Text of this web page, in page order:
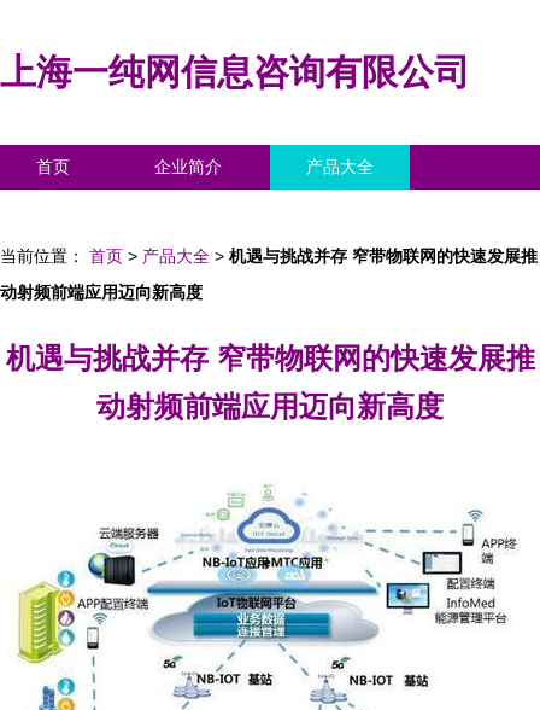
上海一纯网信息咨询有限公司
首页 企业简介 产品大全
当前位置： 首页 > 产品大全 > 机遇与挑战并存 窄带物联网的快速发展推
动射频前端应用迈向新高度
机遇与挑战并存 窄带物联网的快速发展推
动射频前端应用迈向新高度